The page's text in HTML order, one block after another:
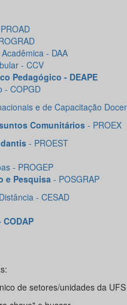
- DAA
- CCV
Pedagógico - DEAPE
- COPGD
e de Capacitação
Comunitários - PROEX
- PROEST
- PROGEP
e Pesquisa - POSGRAP
- CESAD
de setores/unidades da